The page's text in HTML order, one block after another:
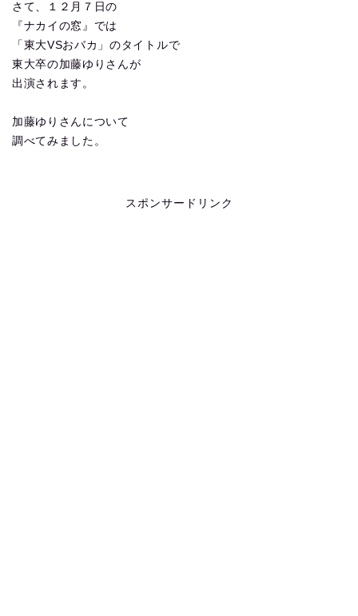
さて、１２月７日の
『ナカイの窓』では
「東大VSおバカ」のタイトルで
東大卒の加藤ゆりさんが
出演されます。
加藤ゆりさんについて
調べてみました。
スポンサードリンク